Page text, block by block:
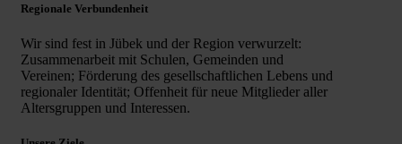
Regionale Verbundenheit
Wir sind fest in Jübek und der Region verwurzelt:
Zusammenarbeit mit Schulen, Gemeinden und
Vereinen; Förderung des gesellschaftlichen Lebens und
regionaler Identität; Offenheit für neue Mitglieder aller
Altersgruppen und Interessen.